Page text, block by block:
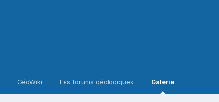
GéoWiki Les forums géologiques Galerie